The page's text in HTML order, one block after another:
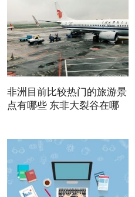
非洲目前比较热门的旅游景
点有哪些 东非大裂谷在哪